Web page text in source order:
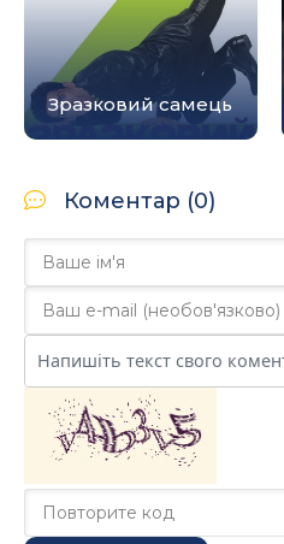
Зразковий самець
Коментар (0)